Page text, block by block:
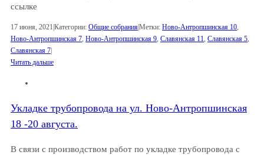
ссылке
17 июня, 2021 |Категории: Общие собрания|Метки: Ново-Антропшинская 10
Ново-Антропшинская 7 Ново-Антропшинская 9 Славянская 11 Славянская 5
Славянская 7|
Читать дальше
Укладке трубопровода на ул. Ново-Антропшинская
18 -20 августа.
В связи с производством работ по укладке трубопровода с